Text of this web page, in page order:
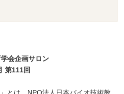
会企画サロン
第111回